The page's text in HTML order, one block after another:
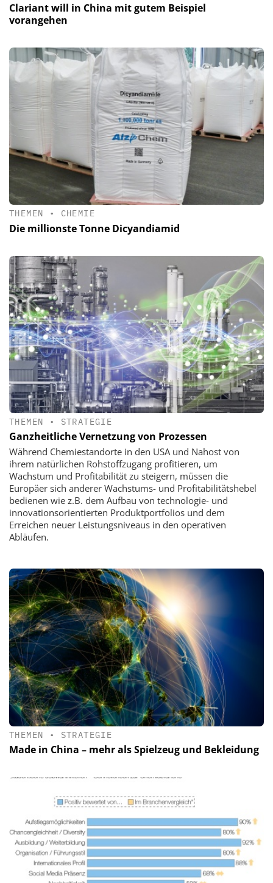
Clariant will in China mit gutem Beispiel
vorangehen
THEMEN • CHEMIE
Die millionste Tonne Dicyandiamid
THEMEN • STRATEGIE
Ganzheitliche Vernetzung von Prozessen
Während Chemiestandorte in den USA und Nahost von
ihrem natürlichen Rohstoffzugang profitieren, um
Wachstum und Profitabilität zu steigern, müssen die
Europäer sich anderer Wachstums- und Profitabilitätshebel
bedienen wie z.B. dem Aufbau von technologie- und
innovationsorientierten Produktportfolios und dem
Erreichen neuer Leistungsniveaus in den operativen
Abläufen.
THEMEN • STRATEGIE
Made in China – mehr als Spielzeug und Bekleidung